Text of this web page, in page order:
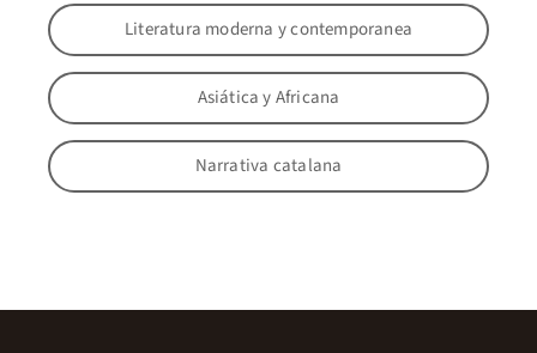
Literatura moderna y contemporanea
Asiática y Africana
Narrativa catalana